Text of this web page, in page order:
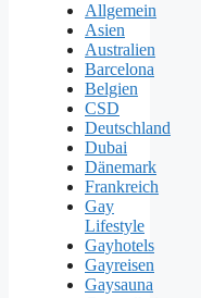
Allgemein
Asien
Australien
Barcelona
Belgien
CSD
Deutschland
Dubai
Dänemark
Frankreich
Gay
Lifestyle
Gayhotels
Gayreisen
Gaysauna